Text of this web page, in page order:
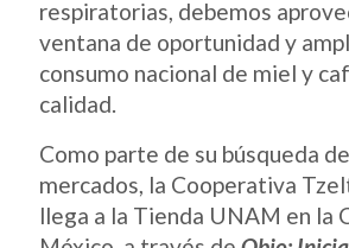
respiratorias, debemos
ventana de oportunidad y
consumo nacional de miel y
calidad.
Como parte de su búsqueda
mercados, la Cooperativa
llega a la Tienda UNAM en la